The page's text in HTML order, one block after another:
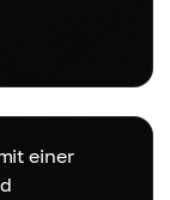
einer